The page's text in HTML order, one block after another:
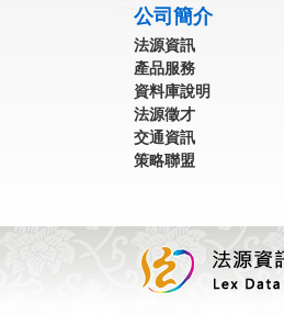
公司簡介
法源資訊
產品服務
資料庫說明
法源徵才
交通資訊
策略聯盟